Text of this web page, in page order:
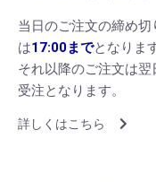
当日のご注文の締め切
は17:00までとなりま
それ以降のご注文は翌
受注となります。
詳しくはこちら